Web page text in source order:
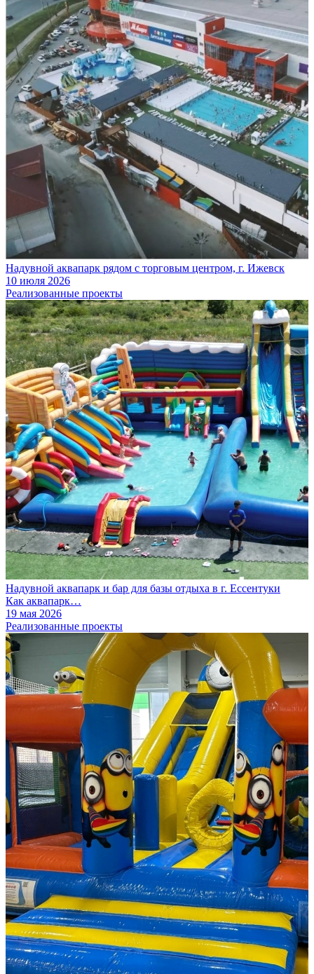
Надувной аквапарк рядом с торговым центром, г. Ижевск
10 июля 2026
Реализованные проекты
Надувной аквапарк и бар для базы отдыха в г. Ессентуки
Как аквапарк…
19 мая 2026
Реализованные проекты